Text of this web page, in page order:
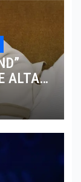
ALTA